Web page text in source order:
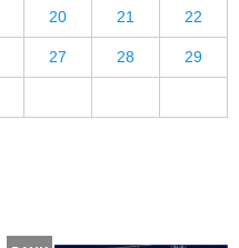
20 21 22
27 28 29